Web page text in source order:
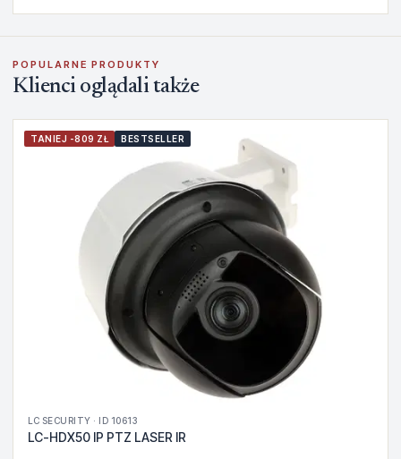
POPULARNE PRODUKTY
Klienci oglądali także
TANIEJ -809 ZŁ BESTSELLER
LC SECURITY · ID 10613
LC-HDX50 IP PTZ LASER IR